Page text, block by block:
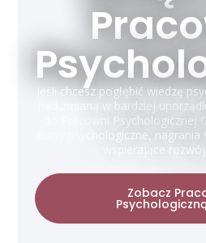
Jeśli chcesz pogłębić wiedzę
nad zmianą w bardziej
do Pracowni Psychologicznej
kursy psychologiczne,
wspierające
Zobacz